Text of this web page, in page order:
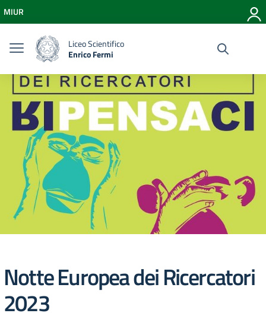
Vai al menu di navigazione
Vai al footer
MIUR
Liceo Scientifico
Enrico Fermi
Notte Europea dei Ricercatori
2023